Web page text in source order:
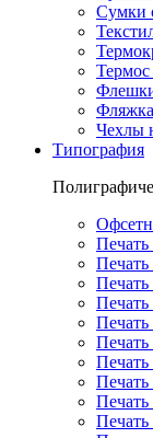
Сумки
Чехлы
Типография
Печать
Печать
Печать
Печать
Печать
Печать
Печать
Печать
Печать